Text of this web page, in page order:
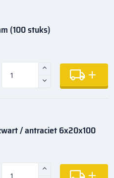
(100 stuks)
/ antraciet 6x20x100